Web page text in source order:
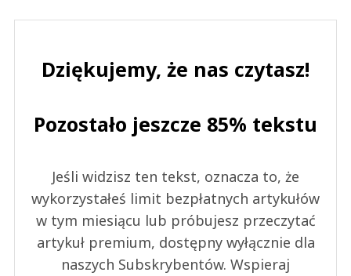
Dziękujemy, że nas czytasz!
Pozostało jeszcze 85% tekstu
Jeśli widzisz ten tekst, oznacza to, że
wykorzystałeś limit bezpłatnych artykułów
w tym miesiącu lub próbujesz przeczytać
artykuł premium, dostępny wyłącznie dla
naszych Subskrybentów. Wspieraj